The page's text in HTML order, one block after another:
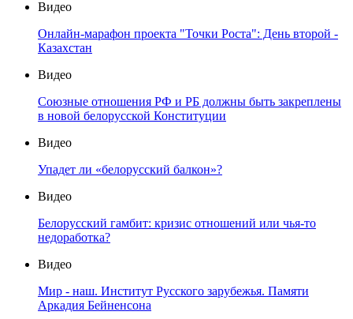
Видео
Онлайн-марафон проекта "Точки Роста": День второй -
Казахстан
Видео
Союзные отношения РФ и РБ должны быть закреплены
в новой белорусской Конституции
Видео
Упадет ли «белорусский балкон»?
Видео
Белорусский гамбит: кризис отношений или чья-то
недоработка?
Видео
Мир - наш. Институт Русского зарубежья. Памяти
Аркадия Бейненсона